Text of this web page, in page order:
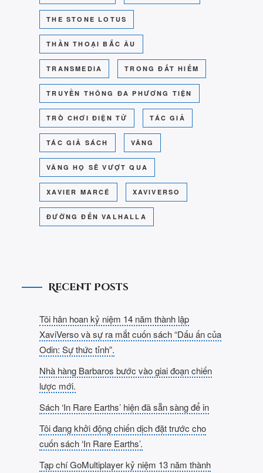
THE STONE LOTUS
THẦN THOẠI BẮC ÂU
TRANSMEDIA TRONG ĐẤT HIẾM
TRUYỀN THÔNG ĐA PHƯƠNG TIỆN
TRÒ CHƠI ĐIỆN TỬ TÁC GIẢ
TÁC GIẢ SÁCH VÂNG
VÂNG HỌ SẼ VƯỢT QUA
XAVIER MARCÉ XAVIVERSO
ĐƯỜNG ĐẾN VALHALLA
Recent Posts
Tôi hân hoan kỷ niệm 14 năm thành lập
XaviVerso và sự ra mắt cuốn sách “Dấu ấn của
Odin: Sự thức tỉnh”.
Nhà hàng Barbaros bước vào giai đoạn chiến
lược mới.
Sách ‘In Rare Earths’ hiện đã sẵn sàng để in
Tôi đang khởi động chiến dịch đặt trước cho
cuốn sách ‘In Rare Earths’.
Tạp chí GoMultiplayer kỷ niệm 13 năm thành